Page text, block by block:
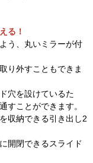
る！
う、丸いミラーが付
り外すこともできま
穴を設けているた
すことができます。
収納できる引き出し2
開閉できるスライド